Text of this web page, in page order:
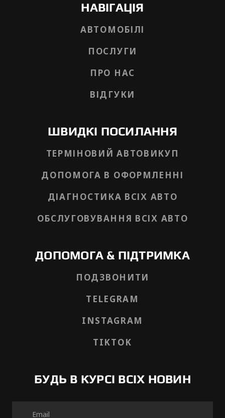
НАВІГАЦІЯ
АВТОМОБІЛІ
ПОСЛУГИ
ПРО НАС
ВІДГУКИ
ШВИДКІ ПОСИЛАННЯ
ТЕРМІНОВИЙ АВТОВИКУП
ДОПОМОГА В ОФОРМЛЕННІ
ДІАГНОСТИКА ВСІХ АВТО
ОБСЛУГОВУВАННЯ ВСІХ АВТО
ДОПОМОГА & ПІДТРИМКА
ПОДЗВОНИТИ
TELEGRAM
INSTAGRAM
TIKTOK
БУДЬ В КУРСІ ВСІХ НОВИН